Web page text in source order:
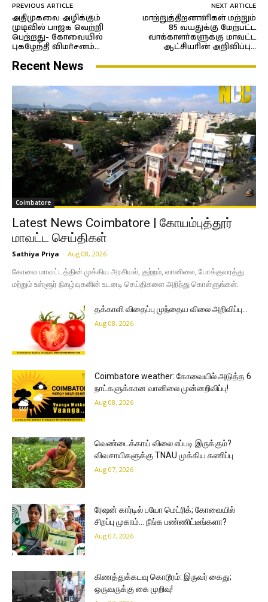
PREVIOUS ARTICLE
அதிமுகவை அழிக்கும்
முடிவில் பாஜக வெற்றி
பெற்றது- கோவையில்
புகழேந்தி விமர்சனம்…
NEXT ARTICLE
மாற்றுத்திறனாளிகள் மற்றும்
85 வயதுக்கு மேற்பட்ட
வாக்காளர்களுக்கு மாவட்ட
ஆட்சியரின் அறிவிப்பு…
Recent News
Coimbatore
Latest News Coimbatore | கோயம்புத்தூர்
மாவட்ட செய்திகள்
Sathiya Priya - Aug 08, 2026
கோவை மாவட்டத்தின் முக்கிய அரசியல், குற்றம், வானிலை, போக்குவரத்து
மற்றும் உள்ளூர் நிகழ்வுகளின் உடனடி செய்திகளை அறிந்து கொள்ளுங்கள்.
தக்காளி விதைப்பு முந்தைய விலை அறிவிப்பு…
Aug 08, 2026
Coimbatore weather: கோவையில் அடுத்த 6
நாட்களுக்கான வானிலை முன்னறிவிப்பு!
Aug 08, 2026
வெண்டைக்காய் விலை எப்படி இருக்கும்?
விவசாயிகளுக்கு TNAU முக்கிய கணிப்பு
Aug 07, 2026
ரேஷன் கார்டில் பயோ மெட்ரிக்; கோவையில்
சிறப்பு முகாம்… நீங்க பண்ணிட்டீங்களா?
Aug 07, 2026
கிணத்துக்கடவு கொடூரம்: இருவர் கைது;
ஒருவருக்கு கை முறிவு!